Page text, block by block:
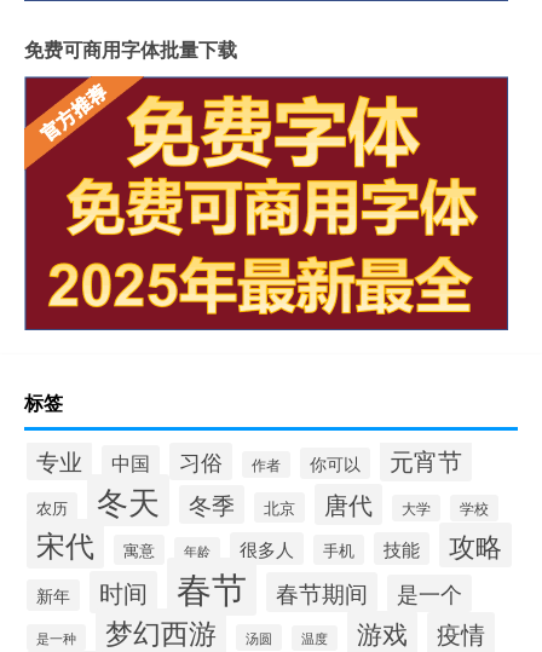
免费可商用字体批量下载
标签
专业 中国 习俗 作者 你可以 元宵节
农历 冬天 冬季 北京 唐代 大学 学校
宋代 寓意 年龄 很多人 手机 技能 攻略
新年 时间 春节 春节期间 是一个
是一种 梦幻西游 汤圆 温度 游戏 疫情